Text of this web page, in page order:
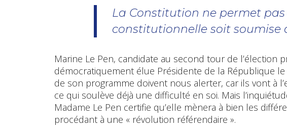
La Constitution ne permet pas
constitutionnelle soit soumise
Marine Le Pen, candidate au second tour de l’élection
démocratiquement élue Présidente de la République
de son programme doivent nous alerter, car ils vont à
ce qui soulève déjà une difficulté en soi. Mais
Madame Le Pen certifie qu’elle mènera à bien les
procédant à une « révolution référendaire ».